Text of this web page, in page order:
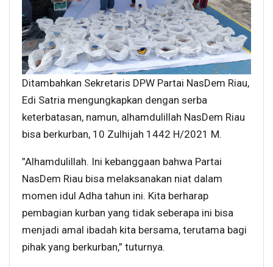
Ditambahkan Sekretaris DPW Partai NasDem Riau,
Edi Satria mengungkapkan dengan serba
keterbatasan, namun, alhamdulillah NasDem Riau
bisa berkurban, 10 Zulhijah 1442 H/2021 M.
”Alhamdulillah. Ini kebanggaan bahwa Partai
NasDem Riau bisa melaksanakan niat dalam
momen idul Adha tahun ini. Kita berharap
pembagian kurban yang tidak seberapa ini bisa
menjadi amal ibadah kita bersama, terutama bagi
pihak yang berkurban,” tuturnya.